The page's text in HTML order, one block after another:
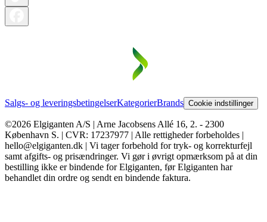
Salgs- og leveringsbetingelserKategorierBrands Cookie indstillinger
©2026 Elgiganten A/S | Arne Jacobsens Allé 16, 2. - 2300
København S. | CVR: 17237977 | Alle rettigheder forbeholdes |
hello@elgiganten.dk | Vi tager forbehold for tryk- og korrekturfejl
samt afgifts- og prisændringer. Vi gør i øvrigt opmærksom på at din
bestilling ikke er bindende for Elgiganten, før Elgiganten har
behandlet din ordre og sendt en bindende faktura.